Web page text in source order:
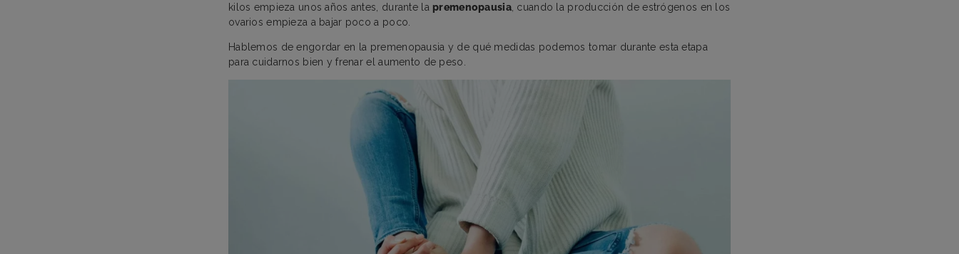
kilos empieza unos años antes, durante lapremenopausia, cuando la producción de estrógenos en los
ovarios empieza a bajar poco a poco.
Hablemos de engordar en la premenopausia y de qué medidas podemos tomar durante esta etapa
para cuidarnos bien y frenar el aumento de peso.